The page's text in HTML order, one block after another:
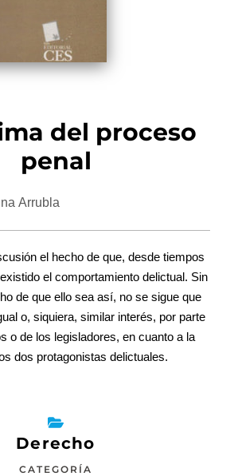
del proceso
penal
Arrubla
el hecho de que, desde tiempos
el comportamiento delictual. Sin
de que ello sea así, no se sigue que
o, siquiera, similar interés, por parte
o de los legisladores, en cuanto a la
dos protagonistas delictuales.
Derecho
CATEGORÍA